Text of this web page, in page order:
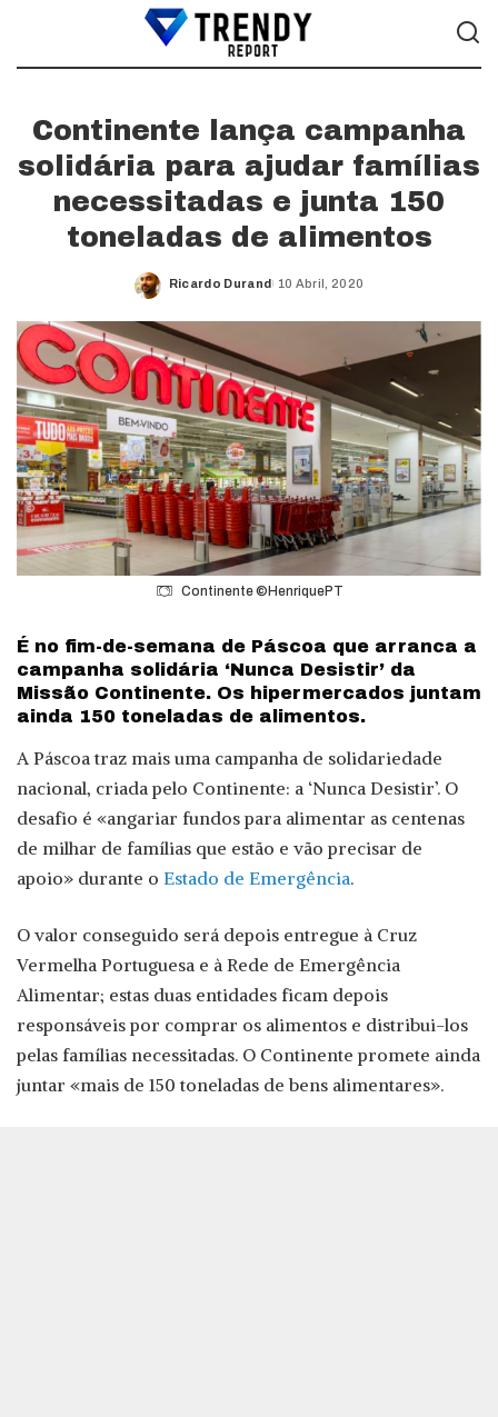
Continente lança campanha
solidária para ajudar famílias
necessitadas e junta 150
toneladas de alimentos
Posted
Ricardo Durand 10 Abril, 2020
Continente ©HenriquePT
É no fim-de-semana de Páscoa que arranca a
campanha solidária ‘Nunca Desistir’ da
Missão Continente. Os hipermercados juntam
ainda 150 toneladas de alimentos.
A Páscoa traz mais uma campanha de solidariedade
nacional, criada pelo Continente: a ‘Nunca Desistir’. O
desafio é «angariar fundos para alimentar as centenas
de milhar de famílias que estão e vão precisar de
apoio» durante o Estado de Emergência.
O valor conseguido será depois entregue à Cruz
Vermelha Portuguesa e à Rede de Emergência
Alimentar; estas duas entidades ficam depois
responsáveis por comprar os alimentos e distribui-los
pelas famílias necessitadas. O Continente promete ainda
juntar «mais de 150 toneladas de bens alimentares».